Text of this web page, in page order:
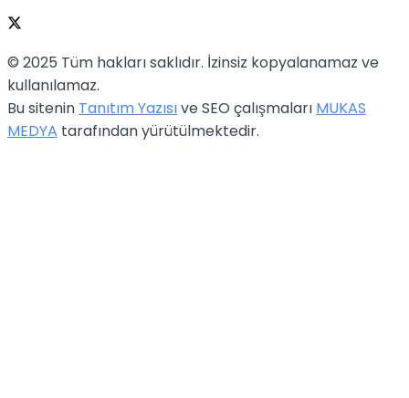
© 2025 Tüm hakları saklıdır. İzinsiz kopyalanamaz ve
kullanılamaz.
Bu sitenin Tanıtım Yazısıve SEO çalışmaları MUKAS
MEDYA tarafından yürütülmektedir.